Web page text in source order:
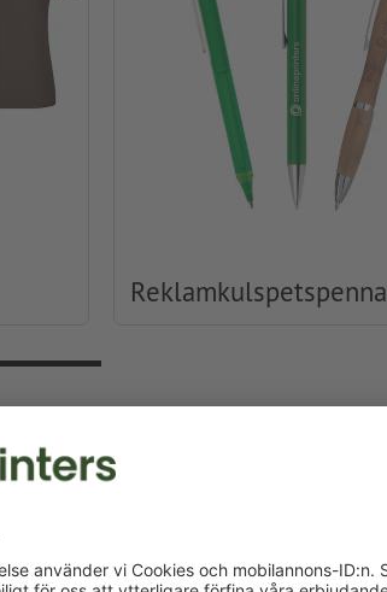
Reklamkulspetspenna
%
uppdaterad om